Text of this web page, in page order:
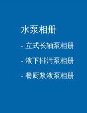
水泵相册
- 立式长轴泵相册
- 液下排污泵相册
- 餐厨浆液泵相册